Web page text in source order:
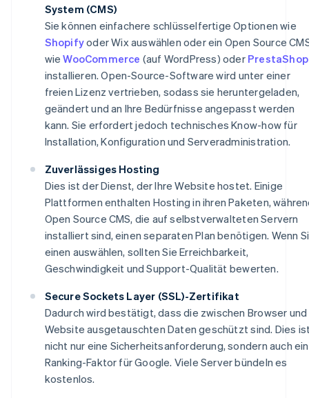
System (CMS)
Sie können einfachere schlüsselfertige Optionen wie
Shopifyoder Wix auswählen oder ein Open Source
wieWooCommerce (auf WordPress) oder PrestaShop
installieren. Open-Source-Software wird unter einer
freien Lizenz vertrieben, sodass sie heruntergeladen,
geändert und an Ihre Bedürfnisse angepasst werden
kann. Sie erfordert jedoch technisches Know-how für
Installation, Konfiguration und Serveradministration.
Zuverlässiges Hosting
Dies ist der Dienst, der Ihre Website hostet. Einige
Plattformen enthalten Hosting in ihren Paketen,
Open Source CMS, die auf selbstverwalteten Servern
installiert sind, einen separaten Plan benötigen. Wenn
einen auswählen, sollten Sie Erreichbarkeit,
Geschwindigkeit und Support-Qualität bewerten.
Secure Sockets Layer (SSL)-Zertifikat
Dadurch wird bestätigt, dass die zwischen Browser und
Website ausgetauschten Daten geschützt sind. Dies
nicht nur eine Sicherheitsanforderung, sondern auch ein
Ranking-Faktor für Google. Viele Server bündeln es
kostenlos.